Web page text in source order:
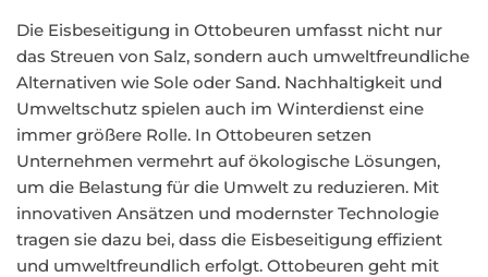
Die Eisbeseitigung in Ottobeuren umfasst nicht nur
das Streuen von Salz, sondern auch umweltfreundliche
Alternativen wie Sole oder Sand. Nachhaltigkeit und
Umweltschutz spielen auch im Winterdienst eine
immer größere Rolle. In Ottobeuren setzen
Unternehmen vermehrt auf ökologische Lösungen,
um die Belastung für die Umwelt zu reduzieren. Mit
innovativen Ansätzen und modernster Technologie
tragen sie dazu bei, dass die Eisbeseitigung effizient
und umweltfreundlich erfolgt. Ottobeuren geht mit